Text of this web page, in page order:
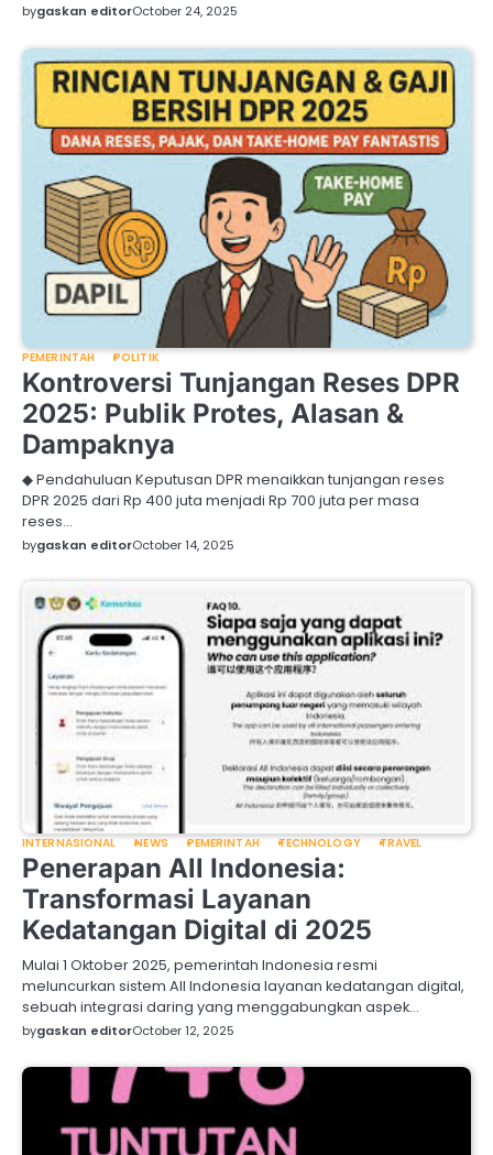
bygaskan editorOctober 24, 2025
PEMERINTAH POLITIK
Kontroversi Tunjangan Reses DPR
2025: Publik Protes, Alasan &
Dampaknya
◆ Pendahuluan Keputusan DPR menaikkan tunjangan reses
DPR 2025 dari Rp 400 juta menjadi Rp 700 juta per masa
reses…
bygaskan editorOctober 14, 2025
INTERNASIONAL NEWS PEMERINTAH TECHNOLOGY TRAVEL
Penerapan All Indonesia:
Transformasi Layanan
Kedatangan Digital di 2025
Mulai 1 Oktober 2025, pemerintah Indonesia resmi
meluncurkan sistem All Indonesia layanan kedatangan digital,
sebuah integrasi daring yang menggabungkan aspek…
bygaskan editorOctober 12, 2025